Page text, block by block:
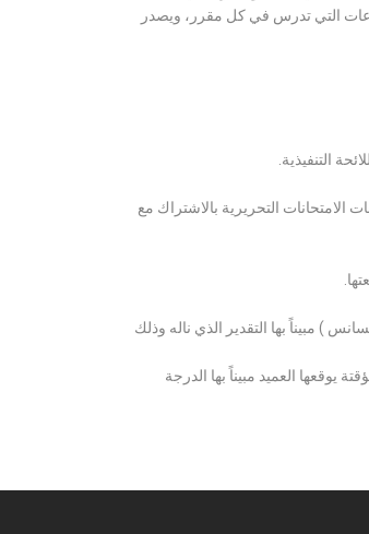
التي تدرس في كل مقرر، ويصدر
التنفيذية.
التحريرية بالاشتراك مع
) مبيناً بها التقدير الذي ناله وذلك
العميد مبيناً بها الدرجة